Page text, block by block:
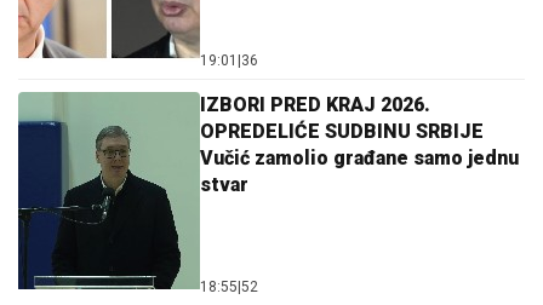
19:01 36
IZBORI PRED KRAJ 2026.
OPREDELIĆE SUDBINU SRBIJE
Vučić zamolio građane samo jednu
stvar
18:55 52